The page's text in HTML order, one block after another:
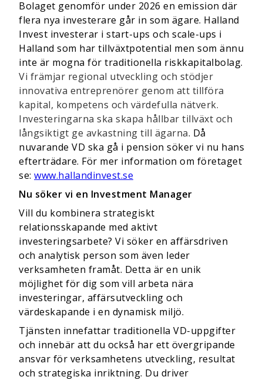
Bolaget genomför under 2026 en emission där
flera nya investerare går in som ägare. Halland
Invest investerar i start-ups och scale-ups i
Halland som har tillväxtpotential men som ännu
inte är mogna för traditionella riskkapitalbolag.
Vi främjar regional utveckling och stödjer
innovativa entreprenörer genom att tillföra
kapital, kompetens och värdefulla nätverk.
Investeringarna ska skapa hållbar tillväxt och
långsiktigt ge avkastning till ägarna. Då
nuvarande VD ska gå i pension söker vi nu hans
efterträdare. För mer information om företaget
se: www.hallandinvest.se
Nu söker vi en Investment Manager
Vill du kombinera strategiskt
relationsskapande med aktivt
investeringsarbete? Vi söker en affärsdriven
och analytisk person som även leder
verksamheten framåt. Detta är en unik
möjlighet för dig som vill arbeta nära
investeringar, affärsutveckling och
värdeskapande i en dynamisk miljö.
Tjänsten innefattar traditionella VD-uppgifter
och innebär att du också har ett övergripande
ansvar för verksamhetens utveckling, resultat
och strategiska inriktning. Du driver